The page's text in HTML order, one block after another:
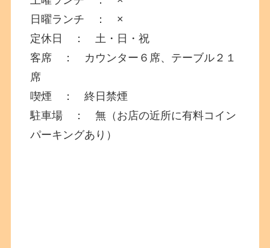
日曜ランチ ： ×
定休日 ： 土・日・祝
客席 ： カウンター６席、テーブル２１
席
喫煙 ： 終日禁煙
駐車場 ： 無（お店の近所に有料コイン
パーキングあり）